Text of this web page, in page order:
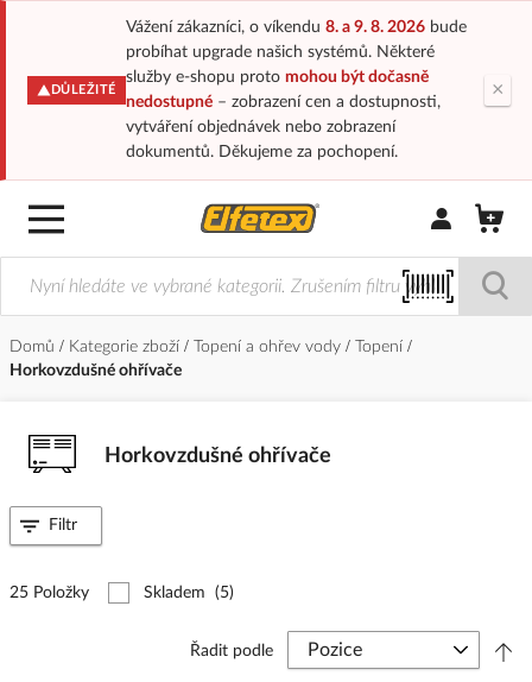
DŮLEŽITÉ
Vážení zákazníci, o víkendu 8. a 9. 8. 2026bude
probíhat upgrade našich systémů. Některé
služby e-shopu proto mohou být dočasně
nedostupné– zobrazení cen a dostupnosti,
vytváření objednávek nebo zobrazení
dokumentů. Děkujeme za pochopení.
×
Přihlásit/
Domů Kategorie zboží Topení a ohřev vody
Topení
Horkovzdušné ohřívače
Horkovzdušné ohřívače
25 Položky Skladem (5)
Řadit podle
Filtr